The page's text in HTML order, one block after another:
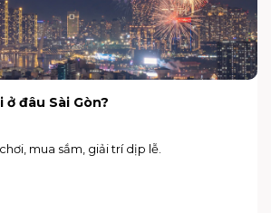
ở đâu Sài Gòn?
mua sắm, giải trí dịp lễ.